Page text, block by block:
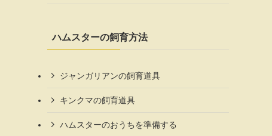
ハムスターの飼育方法
ジャンガリアンの飼育道具
キンクマの飼育道具
ハムスターのおうちを準備する